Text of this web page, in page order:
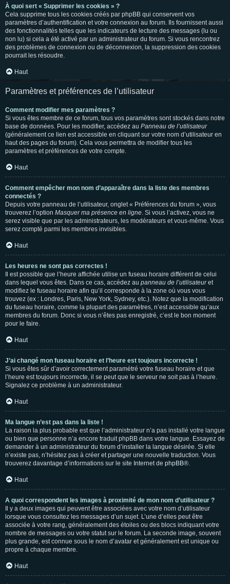
À quoi sert « Supprimer les cookies » ?
Cela supprime tous les cookies créés par phpBB qui conservent vos
paramètres d’authentification et votre connexion au forum. Ils fournissent aussi
des fonctionnalités telles que les indicateurs de lecture des messages (lu ou
non lu) si cela a été activé par un administrateur du forum. Si vous rencontrez
des problèmes de connexion ou de déconnexion, la suppression des cookies
pourrait les résoudre.
Haut
Paramètres et préférences de l’utilisateur
Comment modifier mes paramètres ?
Si vous êtes membre de ce forum, tous vos paramètres sont stockés dans notre
base de données. Pour les modifier, accédez au Panneau de l’utilisateur
(généralement ce lien est accessible en cliquant sur votre nom d’utilisateur en
haut des pages du forum). Cela vous permettra de modifier tous les
paramètres et préférences de votre compte.
Haut
Comment empêcher mon nom d’apparaître dans la liste des membres
connectés ?
Depuis votre panneau de l’utilisateur, onglet « Préférences du forum », vous
trouverez l’option Masquer ma présence en ligne. Si vous l’activez, vous ne
serez visible que par les administrateurs, les modérateurs et vous-même. Vous
serez compté parmi les membres invisibles.
Haut
Les heures ne sont pas correctes !
Il est possible que l’heure affichée utilise un fuseau horaire différent de celui
dans lequel vous êtes. Dans ce cas, accédez au panneau de l’utilisateuret
modifiez le fuseau horaire afin qu’il corresponde à la zone où vous vous
trouvez (ex : Londres, Paris, New York, Sydney, etc.). Notez que la modification
du fuseau horaire, comme la plupart des paramètres, n’est accessible qu’aux
membres du forum. Donc si vous n’êtes pas enregistré, c’est le bon moment
pour le faire.
Haut
J’ai changé mon fuseau horaire et l’heure est toujours incorrecte !
Si vous êtes sûr d’avoir correctement paramétré votre fuseau horaire et que
l’heure est toujours incorrecte, il se peut que le serveur ne soit pas à l’heure.
Signalez ce problème à un administrateur.
Haut
Ma langue n’est pas dans la liste !
La raison la plus probable est que l’administrateur n’a pas installé votre langue
ou bien que personne n’a encore traduit phpBB dans votre langue. Essayez de
demander à un administrateur du forum d’installer la langue désirée. Si elle
n’existe pas, n’hésitez pas à créer et partager une nouvelle traduction. Vous
trouverez davantage d’informations sur le site Internet de phpBB®.
Haut
A quoi correspondent les images à proximité de mon nom d’utilisateur ?
Il y a deux images qui peuvent être associées avec votre nom d’utilisateur
lorsque vous consultez les messages d’un sujet. L’une d’elles peut être
associée à votre rang, généralement des étoiles ou des blocs indiquant votre
nombre de messages ou votre statut sur le forum. La seconde image, souvent
plus grande, est connue sous le nom d’avatar et généralement est unique ou
propre à chaque membre.
Haut